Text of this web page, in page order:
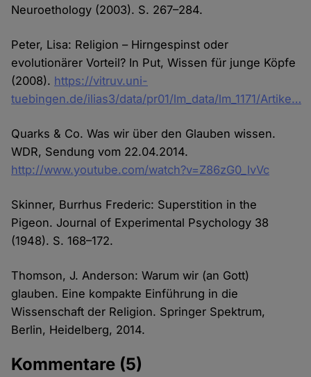
Neuroethology (2003). S. 267–284.
Peter, Lisa: Religion – Hirngespinst oder
evolutionärer Vorteil? In Put, Wissen für junge Köpfe
(2008). https://vitruv.uni-
tuebingen.de/ilias3/data/pr01/lm_data/lm_1171/Artike…
Quarks & Co. Was wir über den Glauben wissen.
WDR, Sendung vom 22.04.2014.
http://www.youtube.com/watch?v=Z86zG0_lvVc
Skinner, Burrhus Frederic: Superstition in the
Pigeon. Journal of Experi­mental Psychology 38
(1948). S. 168–172.
Thomson, J. Anderson: Warum wir (an Gott)
glauben. Eine kompakte Einführung in die
Wissenschaft der Religion. Springer Spektrum,
Berlin, Heidelberg, 2014.
Kommentare (5)